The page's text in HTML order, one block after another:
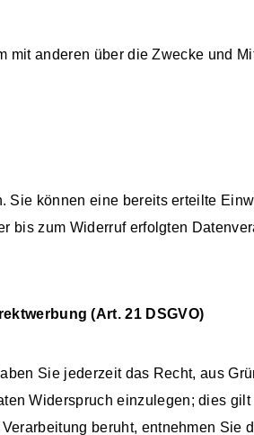
anderen über die Zwecke und
Sie können eine bereits erteilte
bis zum Widerruf erfolgten
(Art. 21 DSGVO)
Sie jederzeit das Recht, aus
Widerspruch einzulegen; dies
beruht, entnehmen Sie